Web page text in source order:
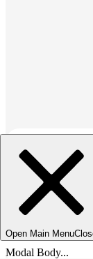
Open Main Menu
Modal Body...